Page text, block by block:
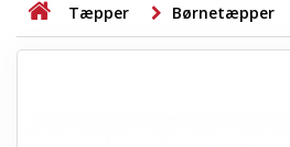
STUE
Tæpper Børnetæpper